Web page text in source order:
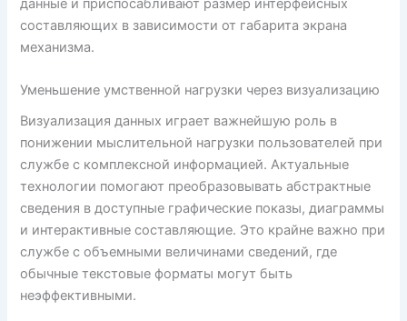
данные и приспосабливают размер интерфейсных
составляющих в зависимости от габарита экрана
механизма.
Уменьшение умственной нагрузки через визуализацию
Визуализация данных играет важнейшую роль в
понижении мыслительной нагрузки пользователей при
службе с комплексной информацией. Актуальные
технологии помогают преобразовывать абстрактные
сведения в доступные графические показы, диаграммы
и интерактивные составляющие. Это крайне важно при
службе с объемными величинами сведений, где
обычные текстовые форматы могут быть
неэффективными.